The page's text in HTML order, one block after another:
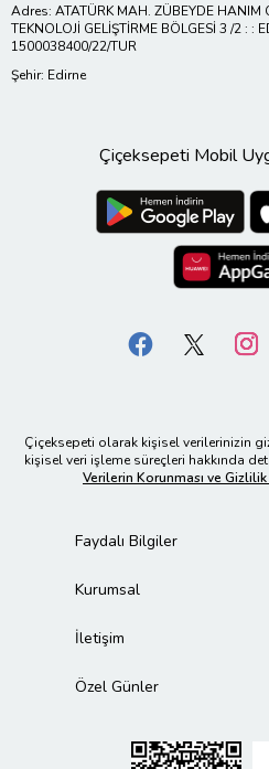
Adres: ATATÜRK MAH. ZÜBEYDE HANIM
TEKNOLOJİ GELİŞTİRME BÖLGESİ 3 /2 : :
1500038400/22/TUR
Şehir: Edirne
Çiçeksepeti Mobil
Çiçeksepeti olarak kişisel verilerinizin
kişisel veri işleme süreçleri hakkında
Verilerin Korunması ve Gizlilik
Faydalı Bilgiler
Kurumsal
İletişim
Özel Günler